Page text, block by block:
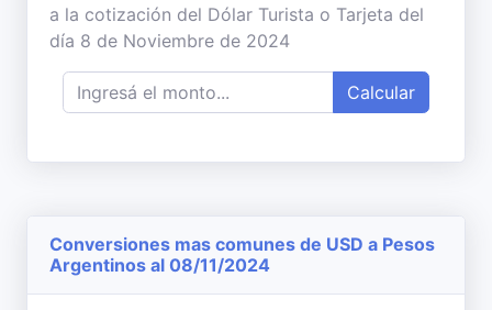
a la cotización del Dólar Turista o Tarjeta del
día 8 de Noviembre de 2024
Calcular
Conversiones mas comunes de USD a Pesos
Argentinos al 08/11/2024